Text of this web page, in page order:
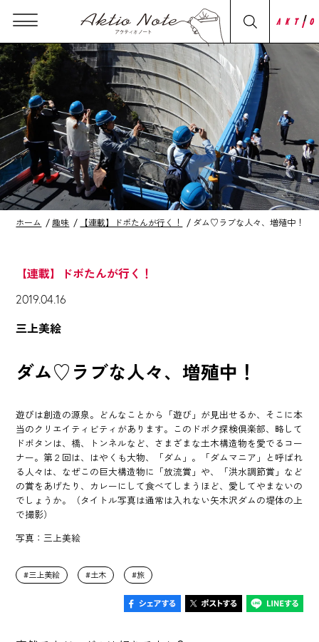
ホーム 趣味 【連載】ドボたんが行く！ ダム♡ラブな人々、増殖中！
【連載】ドボたんが行く！
2019.04.16
三上美絵
ダム♡ラブな人々、増殖中！
遊びは創造の源泉。どんなことから「遊び」が見出せるか、そこに本
当のクリエイティビティがあります。このドボク探検倶楽部、略して
ドボタンは、橋、トンネルなど、さまざまな土木構造物を愛でるコー
ナー。第２回は、はやくも大物、「ダム」。「ダムマニア」と呼ばれ
る人々は、なぜこの巨大構造物に「放流賞」や、「洪水調節賞」など
の賞をあげたり、カレーにして食べてしまうほど、愛してやまないの
でしょうか。（タイトル写真は通常は入れない矢木沢ダムの堤体の上
で撮影）
写真：三上美絵
三上美絵 土木 旅